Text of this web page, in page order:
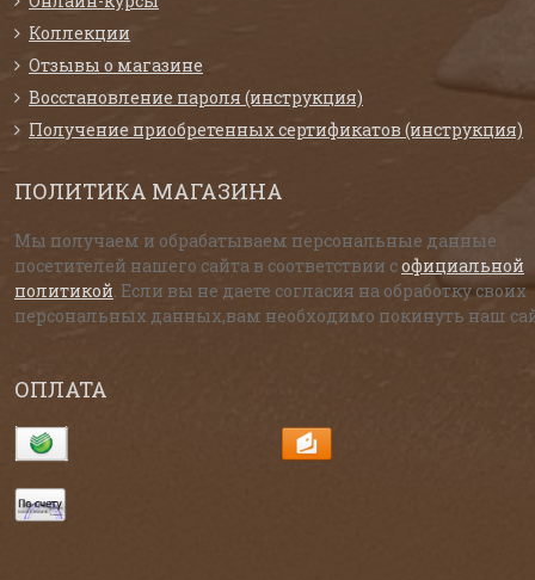
Коллекции
Отзывы о магазине
Восстановление пароля (инструкция)
Получение приобретенных сертификатов (инструкция)
ПОЛИТИКА МАГАЗИНА
Мы получаем и обрабатываем персональные данные
посетителей нашего сайта в соответствии софициальной
политикой . Если вы не даете согласия на обработку своих
персональных данных,вам необходимо покинуть наш
ОПЛАТА